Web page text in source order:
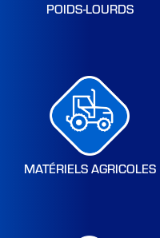
POIDS-LOURDS
MATÉRIELS AGRICOLES